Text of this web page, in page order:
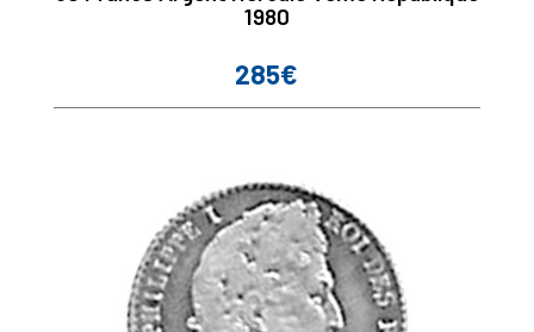
1980
Prix
285€